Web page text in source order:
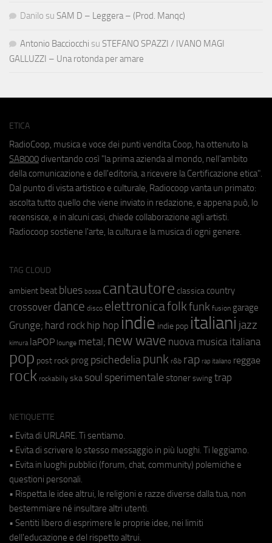
Danilo su SAM D – Leggera – (Prod. Manqc)
Antonio Bacciocchi su STEFANO SPAZZI / IVANO MAGI
GALLUZZI – Una rotonda per amare
ETICA
RadioCoop, musica e voce dei punti vendita Coop, ha ottenuto la
SA8000 diventando così "la prima azienda al mondo, nell'ambito
della comunicazione e dell'editoria, a ricevere la Certificazione etica".
Dal punto di vista artistico e culturale, Radiocoop vanta un primato:
ascolta tutto quello che viene inviato in redazione, e appena può, lo
recensisce, e in alcuni casi, chiede collaborazione agli artisti.
Radiocoop sostiene l'arte, la cultura e la musica di ogni genere.
TAG CLOUD
ambient beat blues bossa cantautore classica country
crossover dance disco elettronicafolkfunk fusion garage
Grunge; hard rock hip hop indie indie pop italiani jazz
kimura laPOP lounge metal; new wave nuova musica italiana
pop post rock prog psichedeliapunk r&b rap rap italiano reggae
rock rockabilly ska soul sperimentale stoner swing trap
NETIQUETTE
• Evita di URLARE. Ti sentiamo.
• Evita di scrivere lo stesso messaggio in più luoghi. Ti leggiamo.
• Evita in luoghi pubblici (forum, chat, community) polemiche e
questioni personali.
• Rispetta le idee altrui, le religioni e razze diverse dalla tua, non
bestemmiare né insultare altri utenti.
• Sentiti libero di esprimere le proprie idee, nei limiti
dell'educazione e del rispetto altrui.